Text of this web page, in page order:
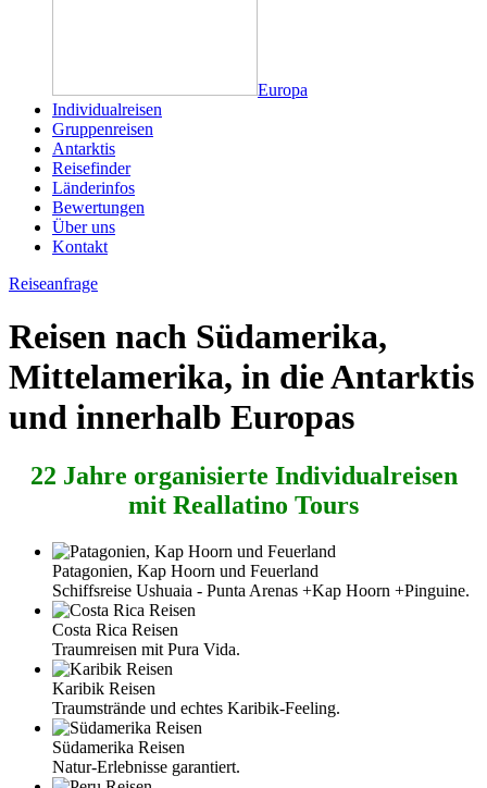
Europa
Individualreisen
Gruppenreisen
Antarktis
Reisefinder
Länderinfos
Bewertungen
Über uns
Kontakt
Reiseanfrage
Reisen nach Südamerika,
Mittelamerika, in die Antarktis
und innerhalb Europas
22 Jahre organisierte Individualreisen
mit Reallatino Tours
Patagonien, Kap Hoorn und Feuerland
Schiffsreise Ushuaia - Punta Arenas +Kap Hoorn +Pinguine.
Costa Rica Reisen
Traumreisen mit Pura Vida.
Karibik Reisen
Traumstrände und echtes Karibik-Feeling.
Südamerika Reisen
Natur-Erlebnisse garantiert.